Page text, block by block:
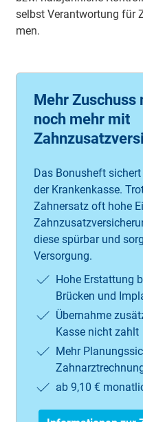
selbst Ver­ant­wor­tung für
men.
Mehr Zuschuss
noch mehr mit
Das Bonusheft
der Krankenkasse.
Zahnersatz oft hohe
diese spürbar und
Versorgung.
Hohe Erstattung
Brücken und
Übernahme
Kasse nicht zahlt
Mehr
ab 9,10 €